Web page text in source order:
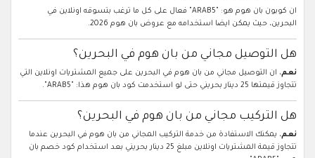
ان كوبون بان هوم هو: "ARAB5" فعال على كل ما ترغب بتسوقه اونلاين في
البحرين، حيث يمكن ايضا استخدامه مع عروض بان هوم 2026.
هل التوصيل مجاني من بان هوم في البحرين؟
نعم، ان التوصيل مجاني من بان هوم في البحرين على جميع المشتريات اونلاين التي
تتجاوز قيمتها 25 دينار بحريني حتى لو استخدمت كود بان هوم هذا: "ARAB5".
هل التركيب مجاني من بان هوم في البحرين؟
نعم، يمكنك الاستفادة من خدمة التركيب المجاني من بان هوم في البحرين عندما
تتجاوز قيمة المشتريات اونلاين مبلغ 25 دينار بحريني بعد استخدام كود خصم بان